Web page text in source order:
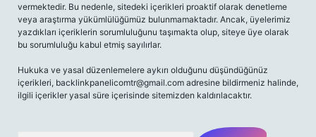
vermektedir. Bu nedenle, sitedeki içerikleri proaktif olarak denetleme
veya araştırma yükümlülüğümüz bulunmamaktadır. Ancak, üyelerimiz
yazdıkları içeriklerin sorumluluğunu taşımakta olup, siteye üye olarak
bu sorumluluğu kabul etmiş sayılırlar.
Hukuka ve yasal düzenlemelere aykırı olduğunu düşündüğünüz
içerikleri, backlinkpanelicomtr@gmail.com adresine bildirmeniz halinde,
ilgili içerikler yasal süre içerisinde sitemizden kaldırılacaktır.